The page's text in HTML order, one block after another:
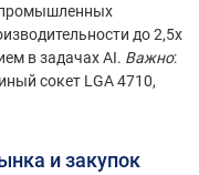
промышленных
до 2,5x
в задачах AI. Важно:
сокет LGA 4710,
и закупок